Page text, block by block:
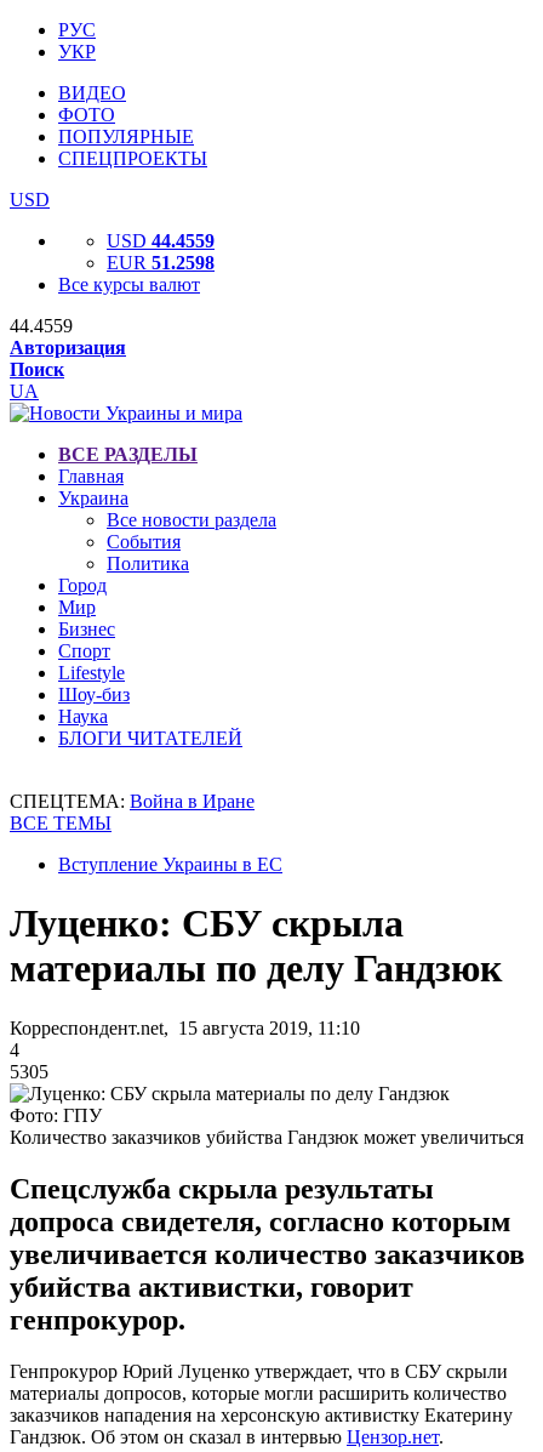
РУС
УКР
ВИДЕО
ФОТО
ПОПУЛЯРНЫЕ
СПЕЦПРОЕКТЫ
USD
USD 44.4559
EUR 51.2598
Все курсы валют
44.4559
Авторизация
Поиск
UA
ВСЕ РАЗДЕЛЫ
Главная
Украина
Все новости раздела
События
Политика
Город
Мир
Бизнес
Спорт
Lifestyle
Шоу-биз
Наука
БЛОГИ ЧИТАТЕЛЕЙ
СПЕЦТЕМА: Война в Иране
ВСЕ ТЕМЫ
Вступление Украины в ЕС
Луценко: СБУ скрыла
материалы по делу Гандзюк
Корреспондент.net, 15 августа 2019, 11:10
4
5305
Фото: ГПУ
Количество заказчиков убийства Гандзюк может увеличиться
Спецслужба скрыла результаты
допроса свидетеля, согласно которым
увеличивается количество заказчиков
убийства активистки, говорит
генпрокурор.
Генпрокурор Юрий Луценко утверждает, что в СБУ скрыли
материалы допросов, которые могли расширить количество
заказчиков нападения на херсонскую активистку Екатерину
Гандзюк. Об этом он сказал в интервью Цензор.нет.